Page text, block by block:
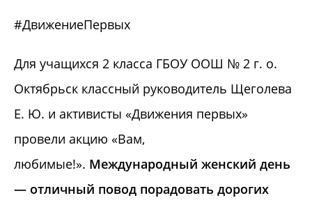
#ДвижениеПервых
Для учащихся 2 класса ГБОУ ООШ № 2 г. о.
Октябрьск классный руководитель Щеголева
Е. Ю. и активисты «Движения первых»
провели акцию «Вам,
любимые!». Международный женский день
— отличный повод порадовать дорогих